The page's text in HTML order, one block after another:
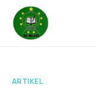
Tentang
ARTIKEL